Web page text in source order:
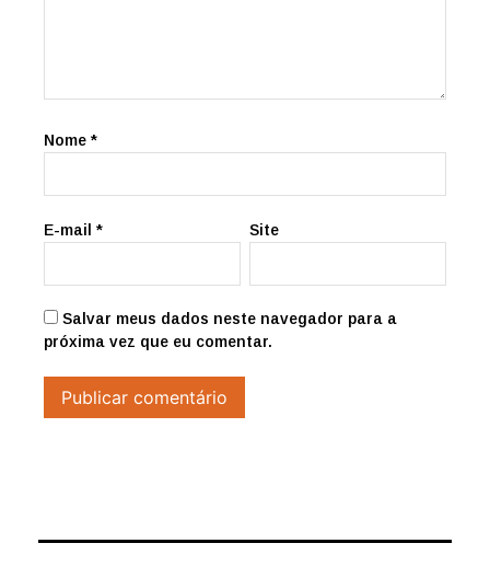
Nome *
E-mail * Site
Salvar meus dados neste navegador para a
próxima vez que eu comentar.